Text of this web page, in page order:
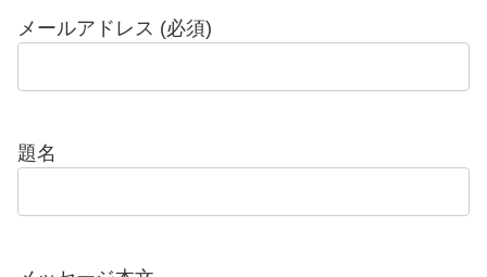
メールアドレス (必須)
題名